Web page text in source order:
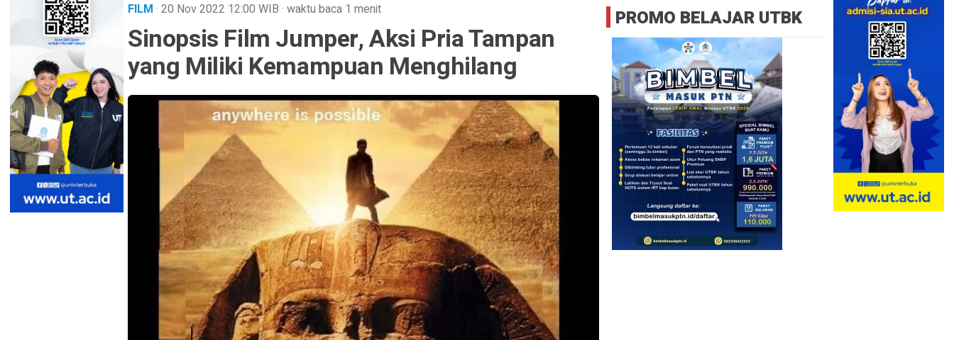
FILM · 20 Nov 2022 12:00 WIB · waktu baca 1 menit
Sinopsis Film Jumper, Aksi Pria Tampan
yang Miliki Kemampuan Menghilang
PROMO BELAJAR UTBK